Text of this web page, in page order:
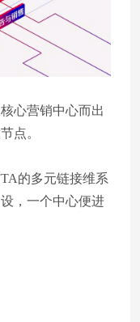
心营销中心而出
点。
的多元链接维系
，一个中心便进